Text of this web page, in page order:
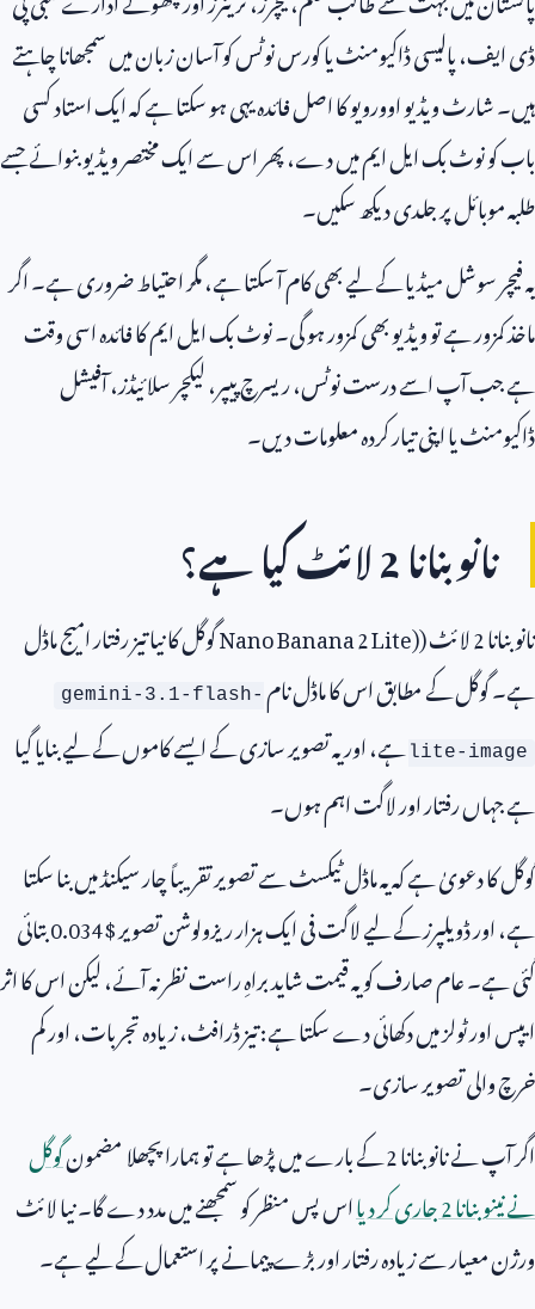
ڈی ایف، پالیسی ڈاکیومنٹ یا کورس نوٹس کو آسان زبان میں سمجھانا چاہتے
ہیں۔ شارٹ ویڈیو اوورویو کا اصل فائدہ یہی ہو سکتا ہے کہ ایک استاد کسی
باب کو نوٹ بک ایل ایم میں دے، پھر اس سے ایک مختصر ویڈیو بنوائے جسے
طلبہ موبائل پر جلدی دیکھ سکیں۔
یہ فیچر سوشل میڈیا کے لیے بھی کام آ سکتا ہے، مگر احتیاط ضروری ہے۔ اگر
ماخذ کمزور ہے تو ویڈیو بھی کمزور ہو گی۔ نوٹ بک ایل ایم کا فائدہ اسی وقت
ہے جب آپ اسے درست نوٹس، ریسرچ پیپر، لیکچر سلائیڈز، آفیشل
ڈاکیومنٹ یا اپنی تیار کردہ معلومات دیں۔
نانو بنانا2لائٹ کیا ہے؟
نانو بنانا2لائٹ (Nano Banana 2 Lite)گوگل کا نیا تیز رفتار امیج ماڈل
ہے۔ گوگل کے مطابق اس کا ماڈل نام gemini-3.1-flash-
lite-image ہے، اور یہ تصویر سازی کے ایسے کاموں کے لیے بنایا گیا
ہے جہاں رفتار اور لاگت اہم ہوں۔
گوگل کا دعویٰ ہے کہ یہ ماڈل ٹیکسٹ سے تصویر تقریباً چار سیکنڈ میں بنا سکتا
ہے، اور ڈویلپرز کے لیے لاگت فی ایک ہزار ریزولوشن تصویر $0.034بتائی
گئی ہے۔ عام صارف کو یہ قیمت شاید براہِ راست نظر نہ آئے، لیکن اس کا اثر
ایپس اور ٹولز میں دکھائی دے سکتا ہے: تیز ڈرافٹ، زیادہ تجربات، اور کم
خرچ والی تصویر سازی۔
اگر آپ نے نانو بنانا2کے بارے میں پڑھا ہے تو ہمارا پچھلا مضمونگوگل
نے نینو بنانا2جاری کر دیااس پس منظر کو سمجھنے میں مدد دے گا۔ نیا لائٹ
ورژن معیار سے زیادہ رفتار اور بڑے پیمانے پر استعمال کے لیے ہے۔